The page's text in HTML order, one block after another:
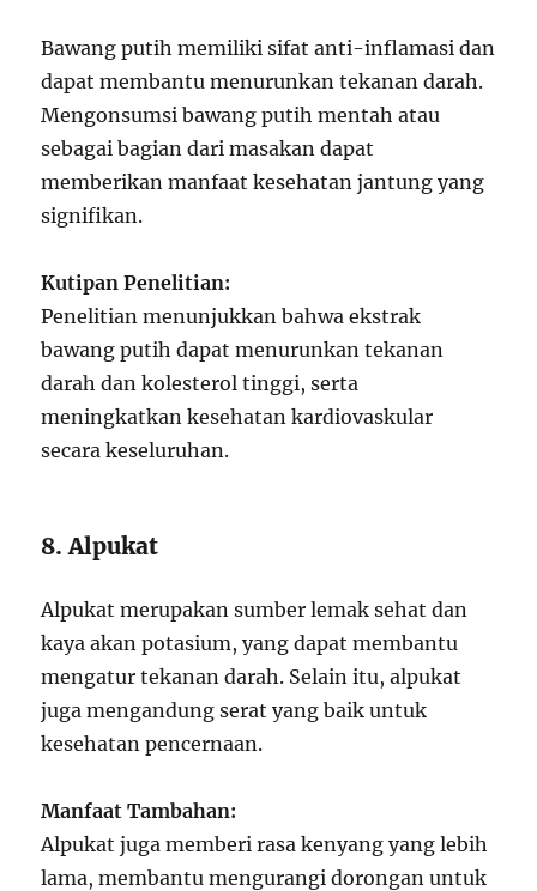
Bawang putih memiliki sifat anti-inflamasi dan
dapat membantu menurunkan tekanan darah.
Mengonsumsi bawang putih mentah atau
sebagai bagian dari masakan dapat
memberikan manfaat kesehatan jantung yang
signifikan.
Kutipan Penelitian:
Penelitian menunjukkan bahwa ekstrak
bawang putih dapat menurunkan tekanan
darah dan kolesterol tinggi, serta
meningkatkan kesehatan kardiovaskular
secara keseluruhan.
8. Alpukat
Alpukat merupakan sumber lemak sehat dan
kaya akan potasium, yang dapat membantu
mengatur tekanan darah. Selain itu, alpukat
juga mengandung serat yang baik untuk
kesehatan pencernaan.
Manfaat Tambahan:
Alpukat juga memberi rasa kenyang yang lebih
lama, membantu mengurangi dorongan untuk